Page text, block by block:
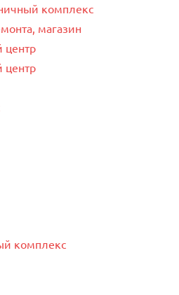
комплекс
магазин
центр
центр
комплекс